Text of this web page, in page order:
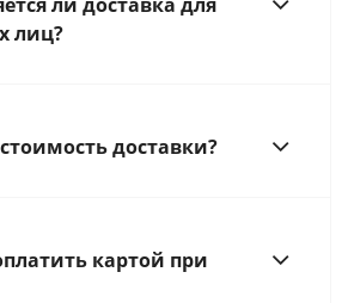
лиц?
доставки?
картой при